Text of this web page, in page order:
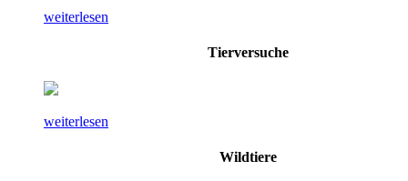
weiterlesen
Tierversuche
weiterlesen
Wildtiere